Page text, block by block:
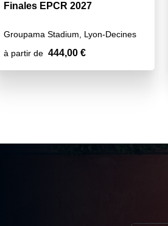
Finales EPCR 2027
Groupama Stadium, Lyon-Decines
à partir de 444,00 €